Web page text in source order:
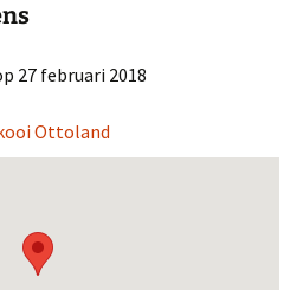
27 februari 2018
Ottoland